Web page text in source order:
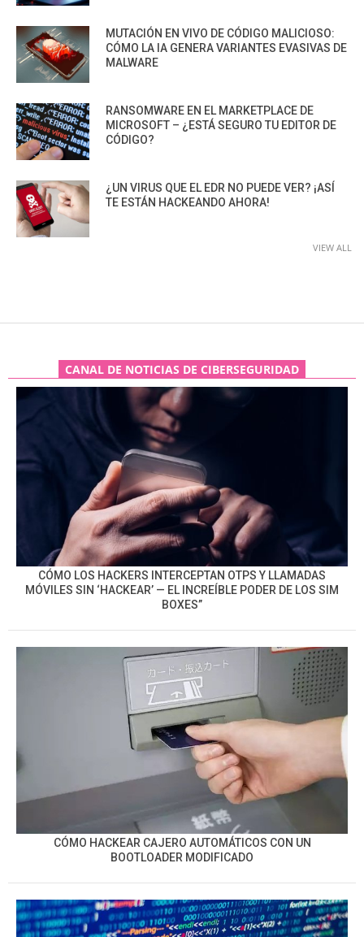
MUTACIÓN EN VIVO DE CÓDIGO MALICIOSO:
CÓMO LA IA GENERA VARIANTES EVASIVAS DE
MALWARE
RANSOMWARE EN EL MARKETPLACE DE
MICROSOFT – ¿ESTÁ SEGURO TU EDITOR DE
CÓDIGO?
¿UN VIRUS QUE EL EDR NO PUEDE VER? ¡ASÍ
TE ESTÁN HACKEANDO AHORA!
VIEW ALL
CANAL DE NOTICIAS DE CIBERSEGURIDAD
CÓMO LOS HACKERS INTERCEPTAN OTPS Y LLAMADAS
MÓVILES SIN ‘HACKEAR’ — EL INCREÍBLE PODER DE LOS SIM
BOXES”
CÓMO HACKEAR CAJERO AUTOMÁTICOS CON UN
BOOTLOADER MODIFICADO